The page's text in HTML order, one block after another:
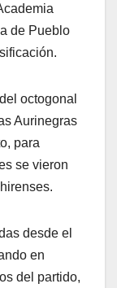
de Pueblo
octogonal
Aurinegras
para
se vieron
desde el
en
del partido,